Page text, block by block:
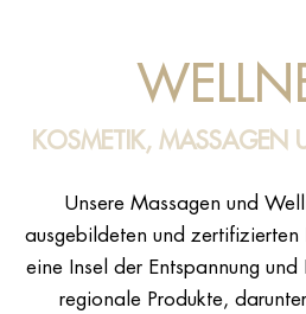
KOSMETIK, MASSAGEN
Unsere Massagen und
ausgebildeten und
eine Insel der Entspannung
regionale Produkte,